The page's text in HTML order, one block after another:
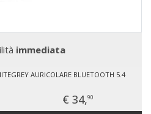
immediata
AURICOLARE BLUETOOTH 5.4
€ 34,90